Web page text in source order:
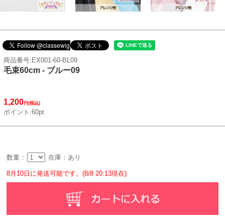
商品番号:EX001-60-BL09
毛束60cm - ブルー09
1,200円(税込)
ポイント:60pt
数量： 在庫：あり
8月10日に発送可能です。(8/8 20:13現在)